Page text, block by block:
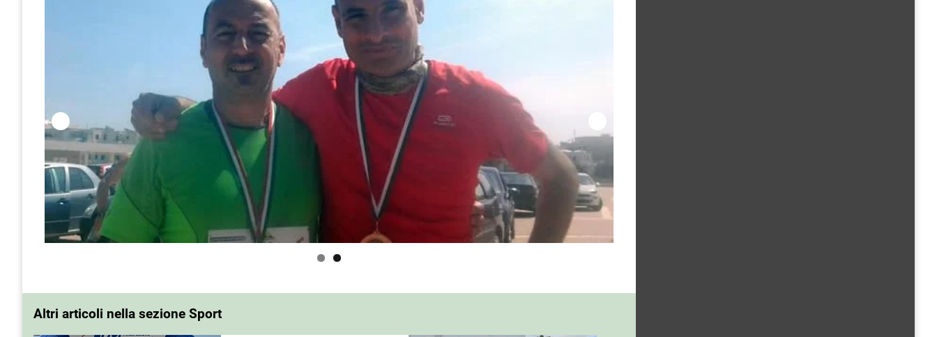
Altri articoli nella sezione Sport